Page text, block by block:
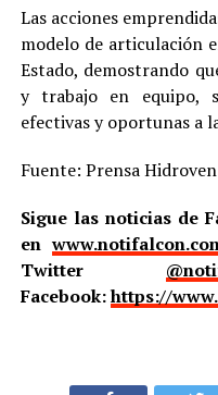
Las acciones
modelo de articulación
Estado, demostrando
y trabajo en equipo,
efectivas y oportunas a
Fuente: Prensa
Sigue las noticias de
en
Twitter
Facebook:https://